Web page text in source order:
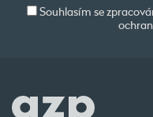
Souhlasím se